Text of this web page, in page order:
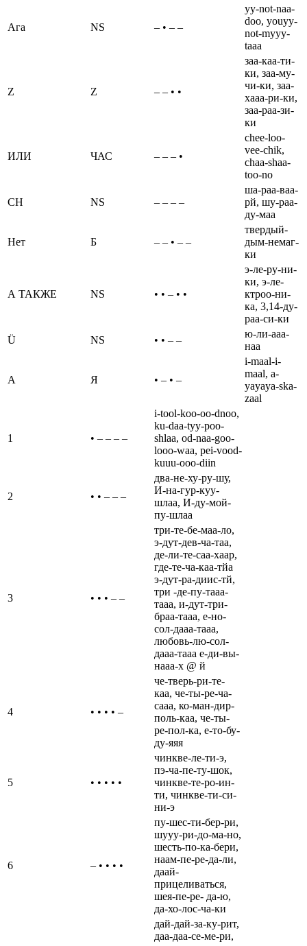
Ага NS – • – –
yy-not-naa-
doo, youyy-
not-myyy-
taaa
Z Z – – • •
заа-каа-ти-
ки, заа-му-
чи-ки, заа-
хааа-ри-ки,
заа-раа-зи-
ки
ИЛИ ЧАС – – – •
chee-loo-
vee-chik,
chaa-shaa-
too-no
CH NS – – – –
ша-раа-ваа-
рй, шу-раа-
ду-маа
Нет Б – – • – –
твердый-
дым-немаг-
ки
А ТАКЖЕ NS • • – • •
э-ле-ру-ни-
ки, э-ле-
ктроо-ни-
ка, 3,14-ду-
раа-си-ки
Ü
NS • • – –
ю-ли-ааа-
наа
А Я • – • –
i-maal-i-
maal, a-
yayaya-ska-
zaal
1 • – – – –
i-tool-koo-oo-dnoo,
ku-daa-tyy-poo-
shlaa, od-naa-goo-
looo-waa, pei-vood-
kuuu-ooo-diin
2 • • – – –
два-не-ху-ру-шу,
И-на-гур-куу-
шлаа, И-ду-мой-
пу-шлаа
3 • • • – –
три-те-бе-маа-ло,
э-дут-дев-ча-таа,
де-ли-те-саа-хаар,
где-те-ча-каа-тйа
э-дут-ра-диис-тй,
три -де-пу-тааа-
тааа, и-дут-три-
браа-тааа, е-но-
сол-дааа-тааа,
любовь-лю-сол-
дааа-тааа е-ди-вы-
нааа-х @ й
4 • • • • –
че-тверь-ри-те-
каа, че-ты-ре-ча-
сааа, ко-ман-дир-
поль-каа, че-ты-
ре-пол-ка, е-то-бу-
ду-яяя
5 • • • • •
чинкве-ле-ти-э,
пэ-ча-пе-ту-шок,
чинкве-те-ро-ин-
ти, чинкве-ти-си-
ни-э
6 – • • • •
пу-шес-ти-бер-ри,
шууу-ри-до-ма-но,
шесть-по-ка-бери,
наам-пе-ре-да-ли,
даай-
прицеливаться,
шея-пе-ре- да-ю,
да-хо-лос-ча-ки
дай-дай-за-ку-рит,
даа-даа-се-ме-ри,